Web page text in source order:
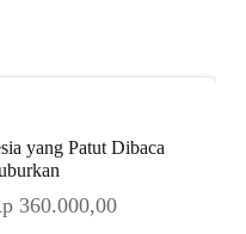
yang Patut Dibaca
360.000,00Harga